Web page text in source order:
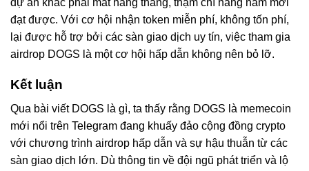
đạt được. Với cơ hội nhận token miễn phí, không tốn phí,
lại được hỗ trợ bởi các sàn giao dịch uy tín, việc tham gia
airdrop DOGS là một cơ hội hấp dẫn không nên bỏ lỡ.
Kết luận
Qua bài viết DOGS là gì, ta thấy rằng DOGS là memecoin
mới nổi trên Telegram đang khuấy đảo cộng đồng crypto
với chương trình airdrop hấp dẫn và sự hậu thuẫn từ các
sàn giao dịch lớn. Dù thông tin về đội ngũ phát triển và lộ